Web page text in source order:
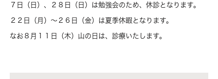
７日（日）、２８日（日）は勉強会のため、休診となります。
２２日（月）～２６日（金）は夏季休暇となります。
なお８月１１日（木）山の日は、診療いたします。